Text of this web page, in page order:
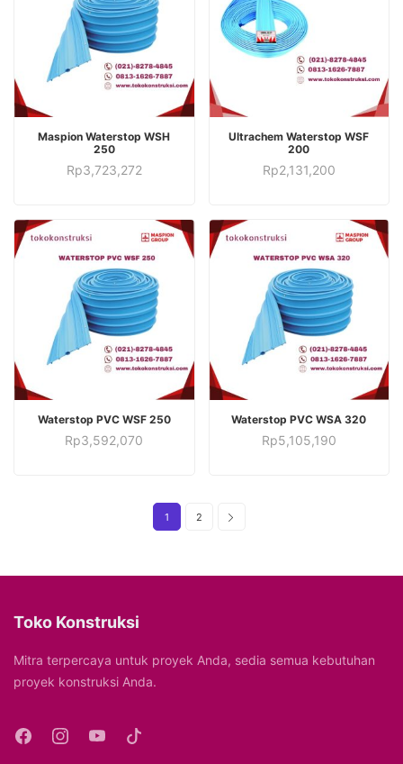
TAMBAH KE KERANJANG
Maspion Waterstop WSH
250
Rp3,723,272
TAMBAH KE KERANJANG
Ultrachem Waterstop WSF
200
Rp2,131,200
TAMBAH KE KERANJANG
Waterstop PVC WSF 250
Rp3,592,070
TAMBAH KE KERANJANG
Waterstop PVC WSA 320
Rp5,105,190
1 2
Toko Konstruksi
Mitra terpercaya untuk proyek Anda, sedia semua kebutuhan
proyek konstruksi Anda.